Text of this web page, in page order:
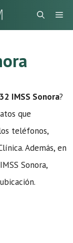
IMSS Sonora?
que
teléfonos,
Además, en
Sonora,